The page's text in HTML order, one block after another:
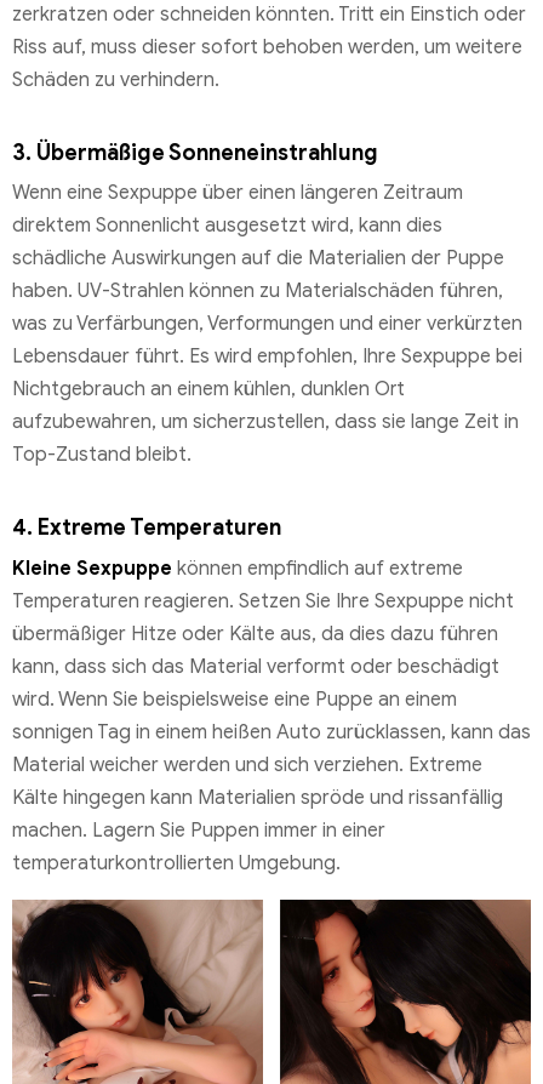
zerkratzen oder schneiden könnten. Tritt ein Einstich oder
Riss auf, muss dieser sofort behoben werden, um weitere
Schäden zu verhindern.
3. Übermäßige Sonneneinstrahlung
Wenn eine Sexpuppe über einen längeren Zeitraum
direktem Sonnenlicht ausgesetzt wird, kann dies
schädliche Auswirkungen auf die Materialien der Puppe
haben. UV-Strahlen können zu Materialschäden führen,
was zu Verfärbungen, Verformungen und einer verkürzten
Lebensdauer führt. Es wird empfohlen, Ihre Sexpuppe bei
Nichtgebrauch an einem kühlen, dunklen Ort
aufzubewahren, um sicherzustellen, dass sie lange Zeit in
Top-Zustand bleibt.
4. Extreme Temperaturen
Kleine Sexpuppe können empfindlich auf extreme
Temperaturen reagieren. Setzen Sie Ihre Sexpuppe nicht
übermäßiger Hitze oder Kälte aus, da dies dazu führen
kann, dass sich das Material verformt oder beschädigt
wird. Wenn Sie beispielsweise eine Puppe an einem
sonnigen Tag in einem heißen Auto zurücklassen, kann das
Material weicher werden und sich verziehen. Extreme
Kälte hingegen kann Materialien spröde und rissanfällig
machen. Lagern Sie Puppen immer in einer
temperaturkontrollierten Umgebung.